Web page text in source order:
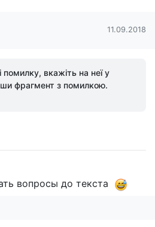
11.09.2018
вкажіть на неї у
фрагмент з помилкою.
вопросы до текста